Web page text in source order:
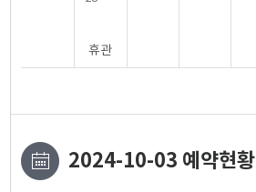
휴관
2024-10-03 예약현황